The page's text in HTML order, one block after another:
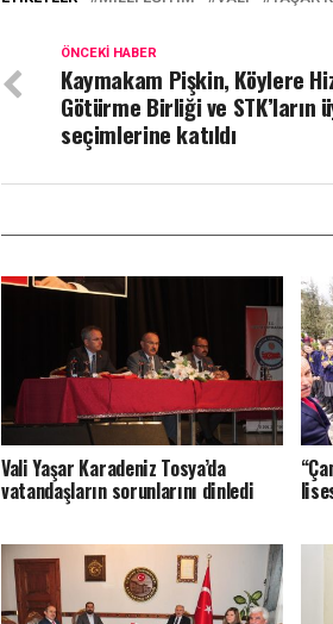
ÖNCEKI HABER
Kaymakam Pişkin, Köylere
Götürme Birliği ve STK’ların
seçimlerine katıldı
Vali Yaşar Karadeniz Tosya’da
vatandaşların sorunlarını dinledi